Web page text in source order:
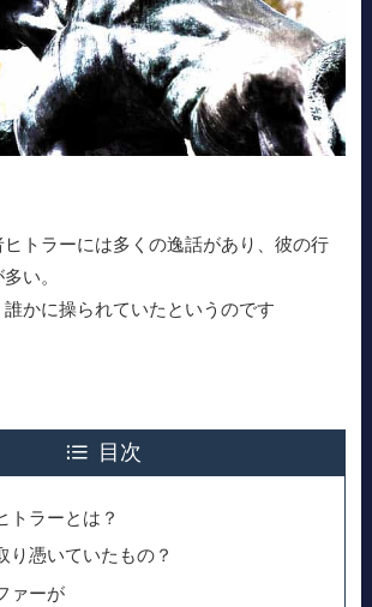
トラーには多くの逸話があり、彼の行
い。
かに操られていたというのです
目次
トラーとは？
り憑いていたもの？
ァーが